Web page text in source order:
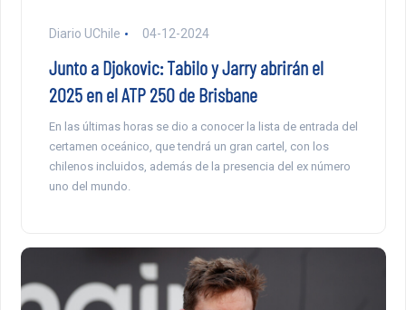
Diario UChile 04-12-2024
Junto a Djokovic: Tabilo y Jarry abrirán el
2025 en el ATP 250 de Brisbane
En las últimas horas se dio a conocer la lista de entrada del
certamen oceánico, que tendrá un gran cartel, con los
chilenos incluidos, además de la presencia del ex número
uno del mundo.